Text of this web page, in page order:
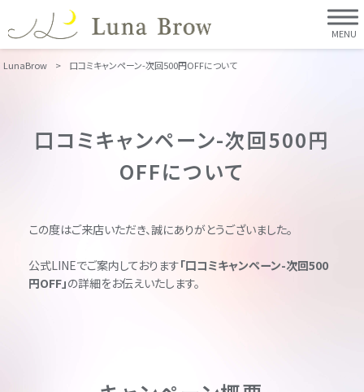
MENU
LunaBrow > 口コミキャンペーン-次回500円OFFについて
口コミキャンペーン-次回500円
OFFについて
この度はご来店いただき、誠にありがとうございました。
公式LINEでご案内しております「口コミキャンペーン-次回500
円OFF」の詳細をお伝えいたします。